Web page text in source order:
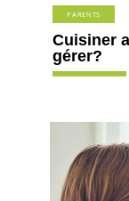
PARENTS
Cuisiner
gérer?